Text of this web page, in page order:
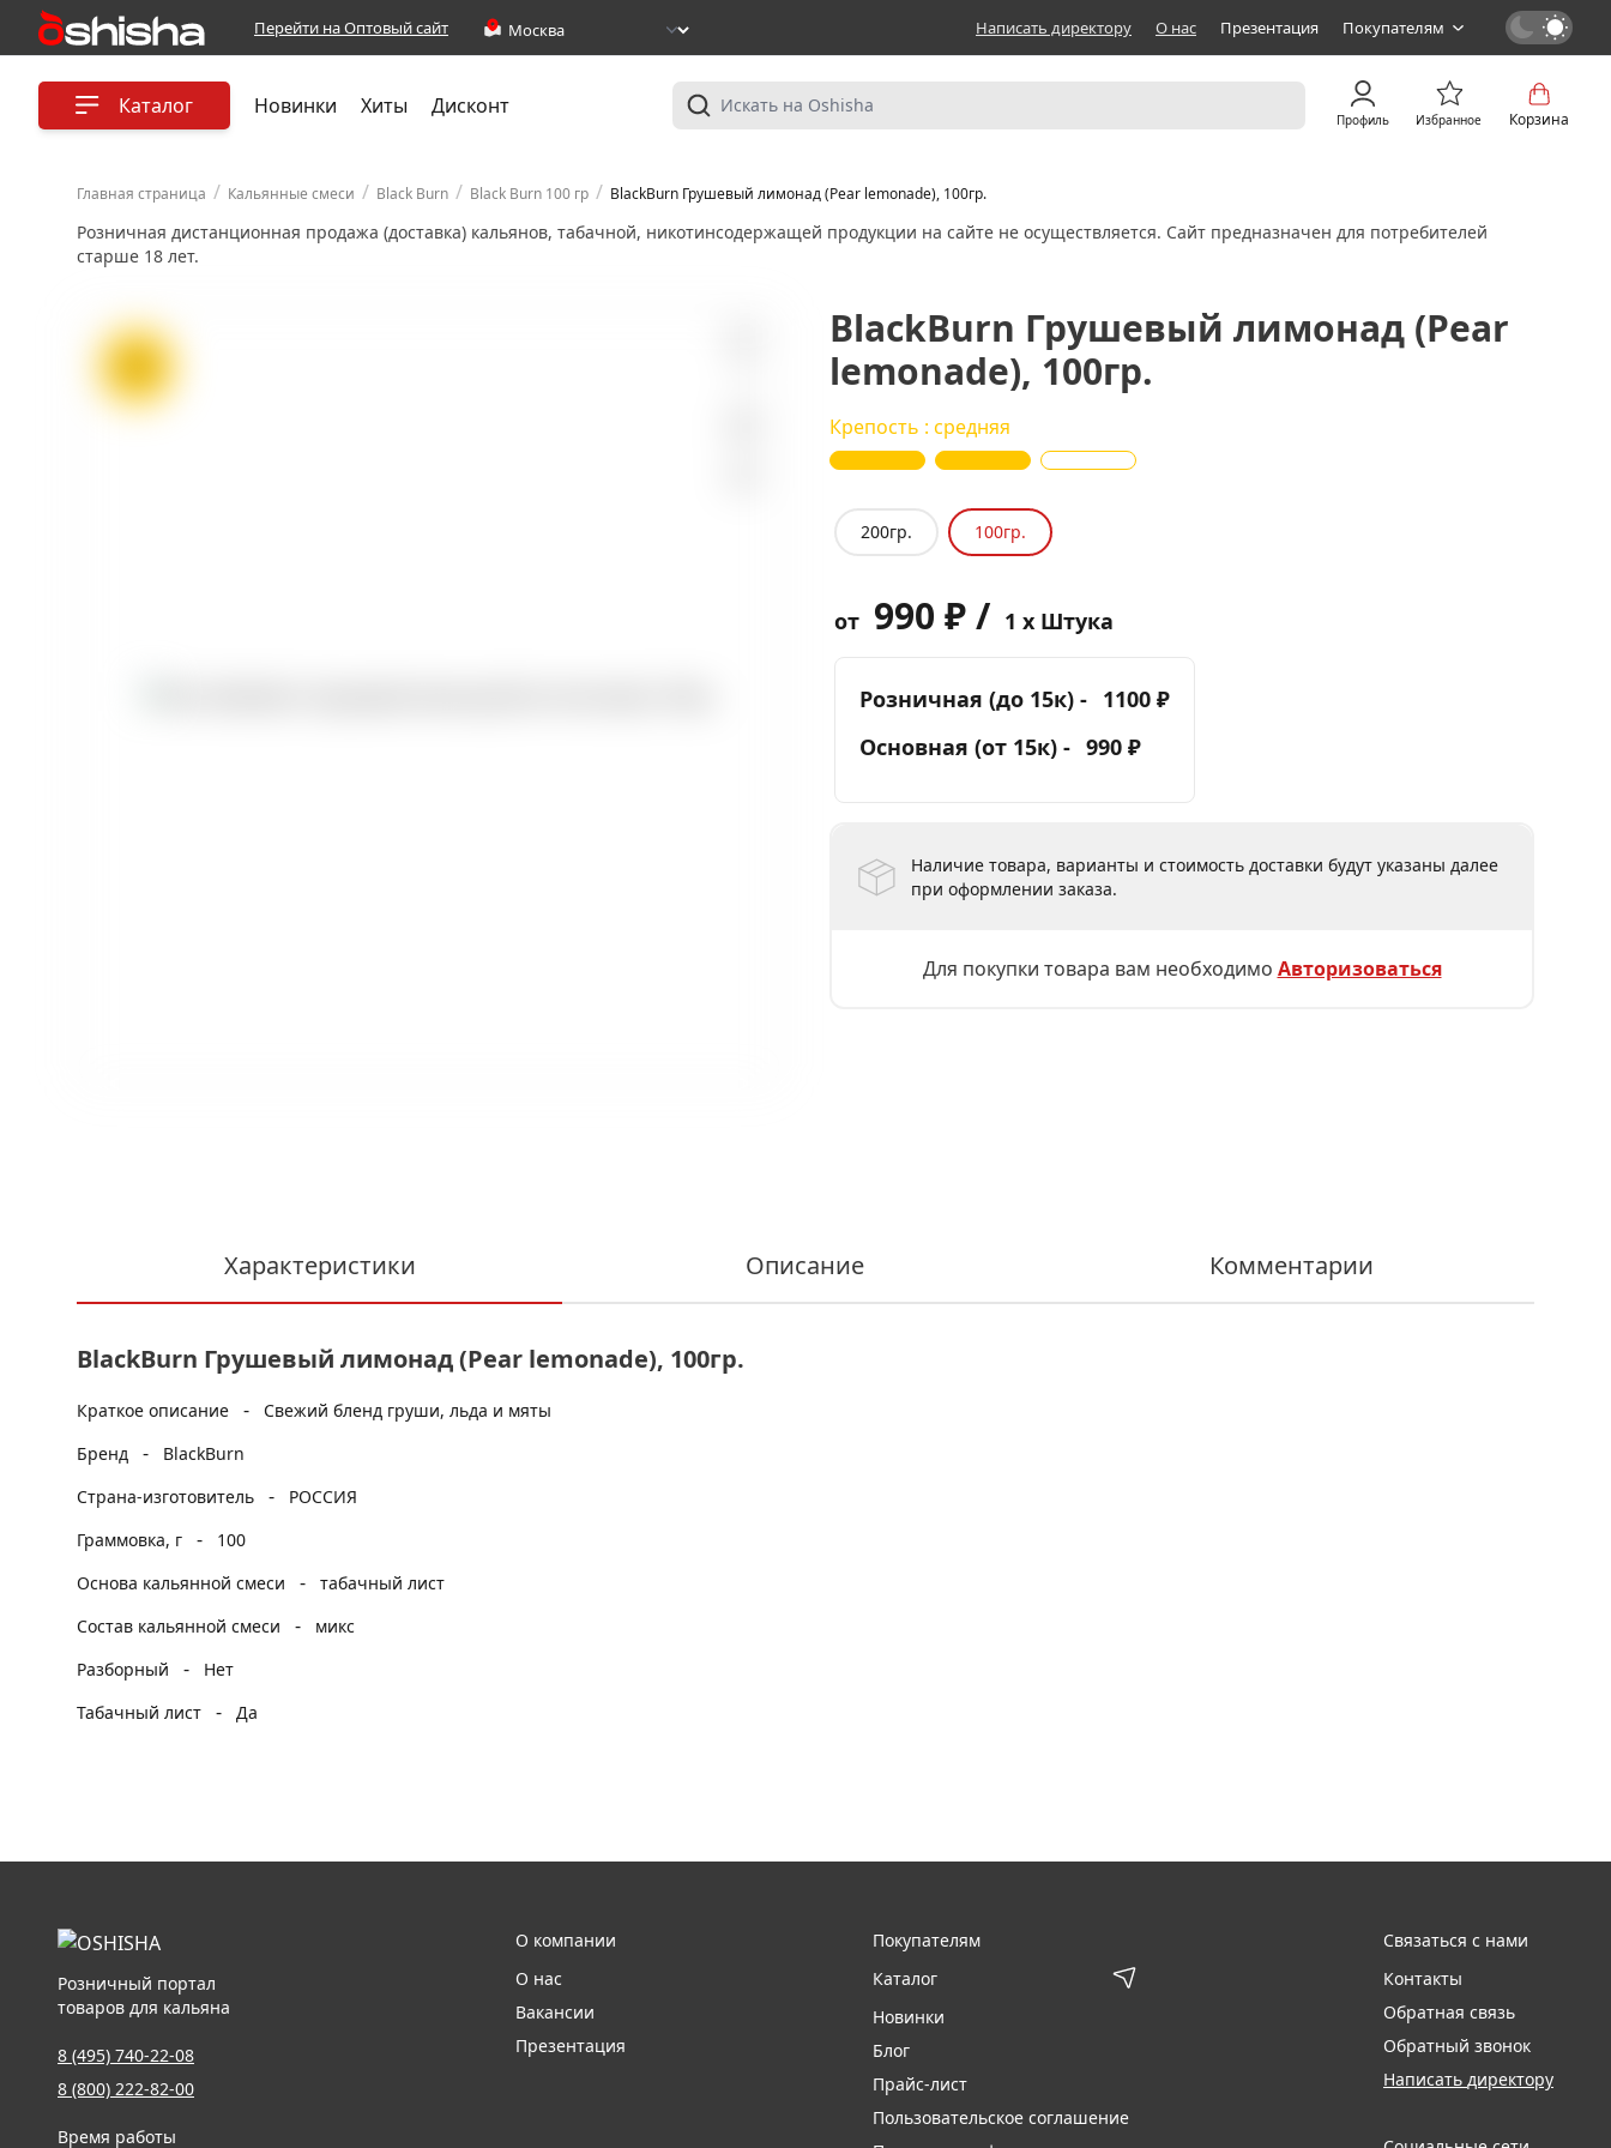
Перейти на Оптовый сайт Написать директору О нас Презентация Покупателям
Каталог Новинки Хиты Дисконт
Профиль Избранное Корзина
Главная страница / Кальянные смеси / Black Burn / Black Burn 100 гр / BlackBurn Грушевый лимонад (Pear lemonade), 100гр.
Розничная дистанционная продажа (доставка) кальянов, табачной, никотинсодержащей продукции на сайте не осуществляется. Сайт предназначен для потребителей
старше 18 лет.
BlackBurn Грушевый лимонад (Pear
lemonade), 100гр.
Крепость : средняя
200гр. 100гр.
от 990 ₽ / 1 x Штука
Розничная (до 15к) - 1100 ₽
Основная (от 15к) - 990 ₽
Наличие товара, варианты и стоимость доставки будут указаны далее
при оформлении заказа.
Для покупки товара вам необходимо Авторизоваться
Характеристики Описание Комментарии
BlackBurn Грушевый лимонад (Pear lemonade), 100гр.
Краткое описание -
Свежий бленд груши, льда и мяты
Бренд
-
BlackBurn
Страна-изготовитель
-
РОССИЯ
Граммовка, г
-
100
Основа кальянной смеси
- табачный лист
Состав кальянной смеси
-
микс
Разборный
-
Нет
Табачный лист
- Да
Розничный портал
товаров для кальяна
8 (495) 740-22-08
8 (800) 222-82-00
Время работы
О компании
О нас
Вакансии
Презентация
Покупателям
Каталог
Новинки
Блог
Прайс-лист
Пользовательское соглашение
Связаться с нами
Контакты
Обратная связь
Обратный звонок
Написать директору